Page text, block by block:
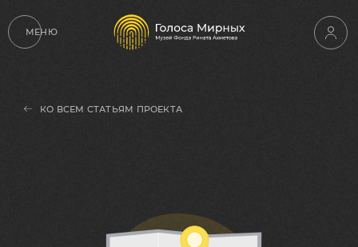
МЕНЮ
КО ВСЕМ СТАТЬЯМ ПРОЕКТА